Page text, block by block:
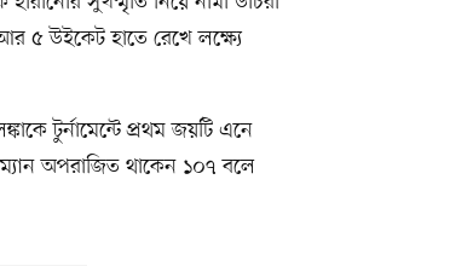
৫ উইকেট হাতে রেখে লক্ষ্যে
টুর্নামেন্টে প্রথম জয়টি এনে
অপরাজিত থাকেন ১০৭ বলে